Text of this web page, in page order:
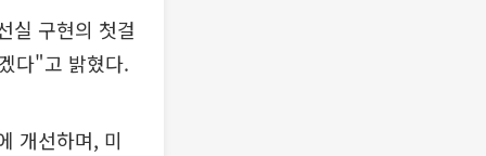
실 구현의 첫걸
다"고 밝혔다.
개선하며, 미